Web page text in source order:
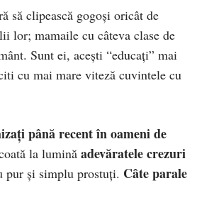
să clipească gogoși oricât de
lor; mamaile cu câteva clase de
Sunt ei, acești “educați” mai
cu mai mare viteză cuvintele cu
până recent în oameni de
la lumină adevăratele crezuri
pur și simplu prostuți. Câte parale